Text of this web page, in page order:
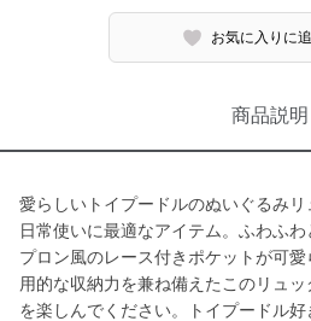
お気に入りに
商品説明
愛らしいトイプードルのぬいぐるみ
日常使いに最適なアイテム。ふわふ
プロン風のレース付きポケットが可
用的な収納力を兼ね備えたこのリュ
を楽しんでください。トイプードル